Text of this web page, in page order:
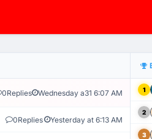
HỆ THỐNG GIÁM SÁT TỰ
0Replies Wednesday a31 6:07 AM
0Replies Yesterday at 6:13 AM
1
2
3